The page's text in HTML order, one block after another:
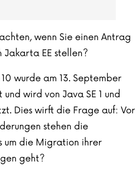
wenn Sie einen Antrag
EE stellen?
wurde am 13. September
wird von Java SE 1 und
Dies wirft die Frage auf: Vor
stehen die
um die Migration ihrer
geht?